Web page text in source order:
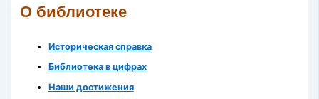
О библиотеке
Историческая справка
Библиотека в цифрах
Наши достижения